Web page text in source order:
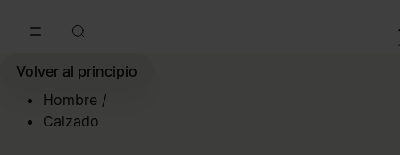
Volver al principio
Hombre /
Calzado